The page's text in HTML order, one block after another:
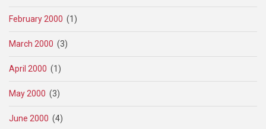
February 2000 (1)
March 2000 (3)
April 2000 (1)
May 2000 (3)
June 2000 (4)